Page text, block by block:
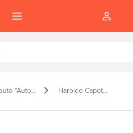
Atributo "Autor" de produto Haroldo Capote Filho